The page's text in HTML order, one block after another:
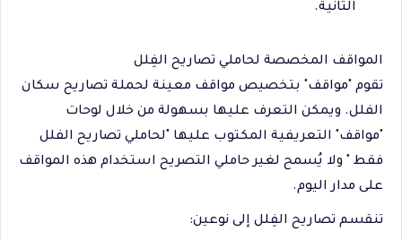
الثانية.
المواقف المخصصة لحاملي تصاريح الفِلل
تقوم "مواقف" بتخصيص مواقف معينة لحملة تصاريح سكان
الفلل. ويمكن التعرف عليها بسهولة من خلال لوحات
"مواقف" التعريفية المكتوب عليها "لحاملي تصاريح الفلل
فقط " ولا يُسمح لغير حاملي التصريح استخدام هذه المواقف
على مدار اليوم.
تنقسم تصاريح الفِلل إلى نوعين: